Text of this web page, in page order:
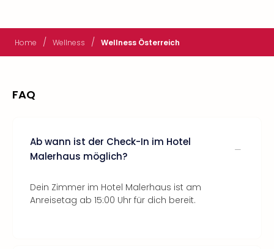
Home / Wellness / Wellness Österreich
FAQ
Ab wann ist der Check-In im Hotel
Malerhaus möglich?
Dein Zimmer im Hotel Malerhaus ist am
Anreisetag ab 15:00 Uhr für dich bereit.